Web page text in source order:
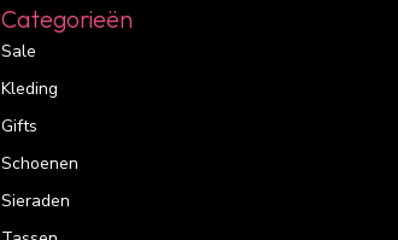
Categorieën
Sale
Kleding
Gifts
Schoenen
Sieraden